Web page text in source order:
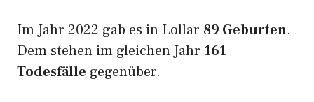
Im Jahr 2022 gab es in Lollar 89 Geburten.
Dem stehen im gleichen Jahr 161
Todesfälle gegenüber.